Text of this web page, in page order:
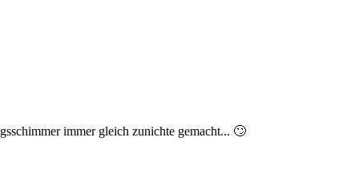
immer gleich zunichte gemacht... 🙄